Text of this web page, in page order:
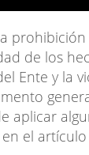
de los
Ente y la
aplicar
el